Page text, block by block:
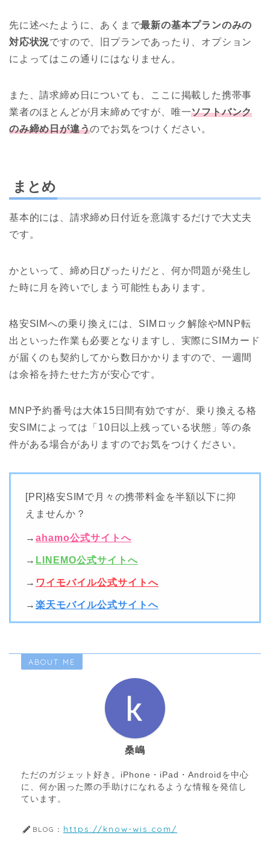
先に述べたように、あくまで最新の基本プランのみの
対応状況ですので、旧プランであったり、オプション
によってはこの通りにはなりません。
また、請求締め日についても、ここに掲載した携帯事
業者のほとんどが月末締めですが、唯一ソフトバンク
のみ締め日が違うのでお気をつけください。
まとめ
基本的には、請求締め日付近を意識するだけで大丈夫
です。
かといって、締め日ぴったりだと、何か問題が発生し
た時に月を跨いでしまう可能性もあります。
格安SIMへの乗り換えには、SIMロック解除やMNP転
出といった作業も必要となりますし、実際にSIMカード
が届くのも契約してから数日かかりますので、一週間
は余裕を持たせた方が安心です。
MNP予約番号は大体15日間有効ですが、乗り換える格
安SIMによっては「10日以上残っている状態」等の条
件がある場合がありますのでお気をつけください。
[PR]格安SIMで月々の携帯料金を半額以下に抑
えませんか？
→ ahamo公式サイトへ
→ LINEMO公式サイトへ
→ ワイモバイル公式サイトへ
→ 楽天モバイル公式サイトへ
ABOUT ME
桑嶋
ただのガジェット好き。iPhone・iPad・Androidを中心
に、何か困った際の手助けになれるような情報を発信し
ています。
BLOG： https://know-wis.com/